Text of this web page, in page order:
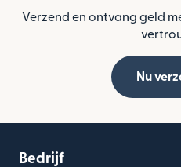
Verzend en ontvang geld
Nu
Bedrijf